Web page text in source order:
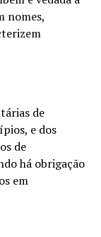
nomes,
de
e dos
de
há obrigação
em